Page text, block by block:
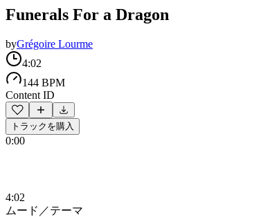
Funerals For a Dragon
byGrégoire Lourme
4:02
144 BPM
Content ID
トラックを購入
0:00
4:02
ムード／テーマ